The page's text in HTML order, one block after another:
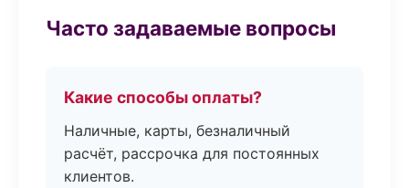
Часто задаваемые вопросы
Какие способы оплаты?
Наличные, карты, безналичный
расчёт, рассрочка для постоянных
клиентов.